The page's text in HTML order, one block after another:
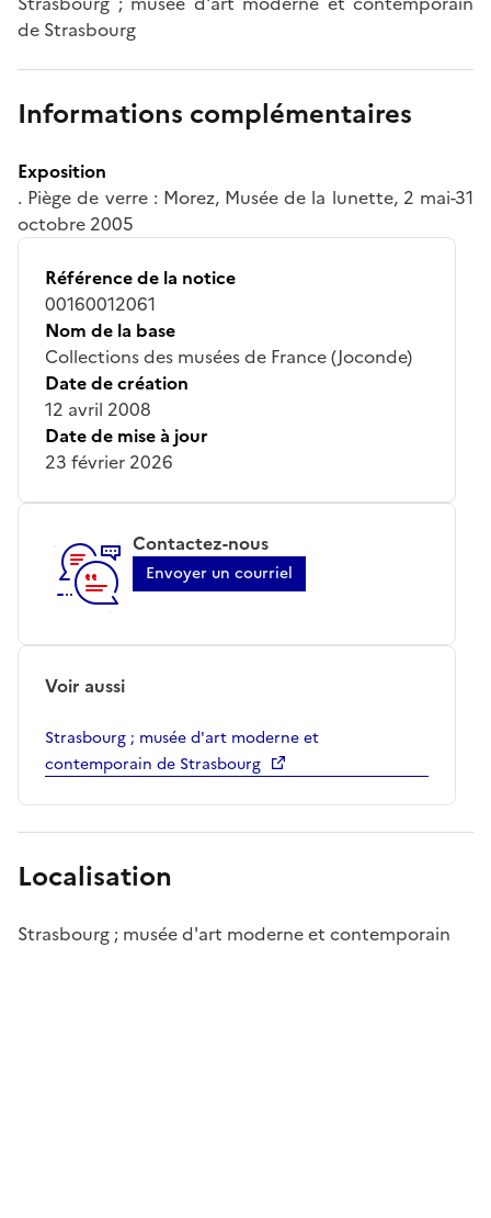
de Strasbourg
Informations complémentaires
Exposition
. Piège de verre : Morez, Musée de la lunette, 2 mai-31
octobre 2005
Référence de la notice
00160012061
Nom de la base
Collections des musées de France (Joconde)
Date de création
12 avril 2008
Date de mise à jour
23 février 2026
Contactez-nous
Envoyer un courriel
Voir aussi
Strasbourg ; musée d'art moderne et
contemporain de Strasbourg
Localisation
Strasbourg ; musée d'art moderne et contemporain